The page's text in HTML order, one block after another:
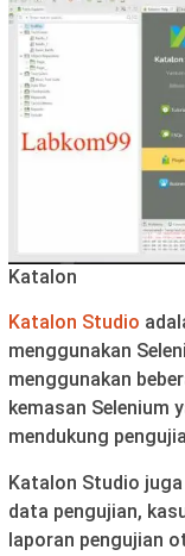
Katalon
Katalon Studio
menggunakan
menggunakan
kemasan Selenium
mendukung
Katalon Studio
data pengujian,
laporan pengujian